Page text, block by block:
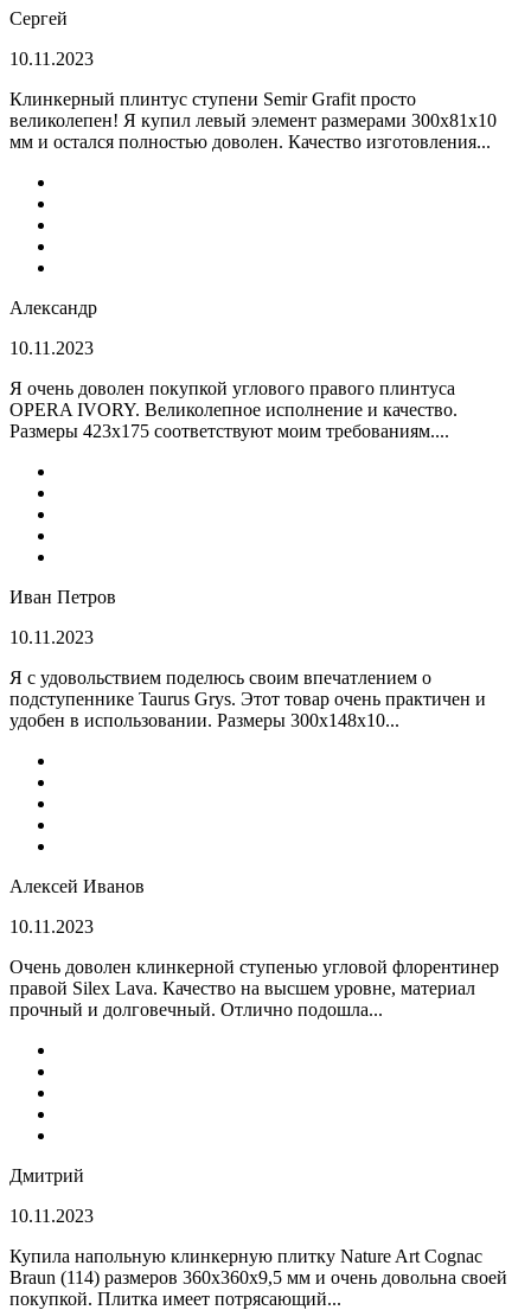
Сергей
10.11.2023
Клинкерный плинтус ступени Semir Grafit просто
великолепен! Я купил левый элемент размерами 300х81х10
мм и остался полностью доволен. Качество изготовления...
Александр
10.11.2023
Я очень доволен покупкой углового правого плинтуса
OPERA IVORY. Великолепное исполнение и качество.
Размеры 423х175 соответствуют моим требованиям....
Иван Петров
10.11.2023
Я с удовольствием поделюсь своим впечатлением о
подступеннике Taurus Grys. Этот товар очень практичен и
удобен в использовании. Размеры 300х148х10...
Алексей Иванов
10.11.2023
Очень доволен клинкерной ступенью угловой флорентинер
правой Silex Lava. Качество на высшем уровне, материал
прочный и долговечный. Отлично подошла...
Дмитрий
10.11.2023
Купила напольную клинкерную плитку Nature Art Cognac
Braun (114) размеров 360x360x9,5 мм и очень довольна своей
покупкой. Плитка имеет потрясающий...